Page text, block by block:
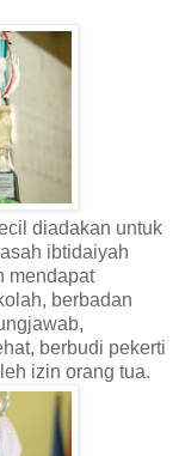
diadakan untuk
ibtidaiyah
mendapat
berbadan
berbudi pekerti
izin orang tua.